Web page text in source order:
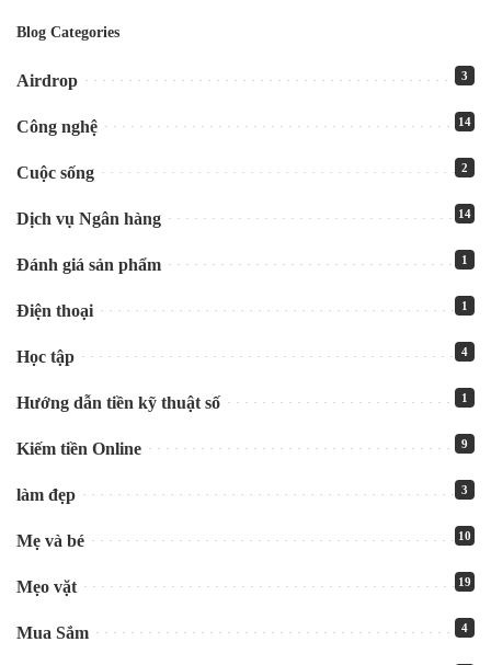
Blog Categories
Airdrop 3
Công nghệ 14
Cuộc sống 2
Dịch vụ Ngân hàng 14
Đánh giá sản phẩm 1
Điện thoại 1
Học tập 4
Hướng dẫn tiền kỹ thuật số 1
Kiếm tiền Online 9
làm đẹp 3
Mẹ và bé 10
Mẹo vặt 19
Mua Sắm 4